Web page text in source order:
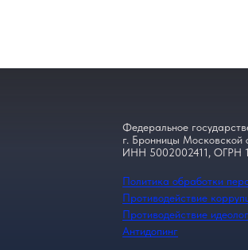
Федеральное
г. Бронницы
ИНН 5002002411, ОГРН
Политика обработки
Противодействие
Противодействие
Антидопинг